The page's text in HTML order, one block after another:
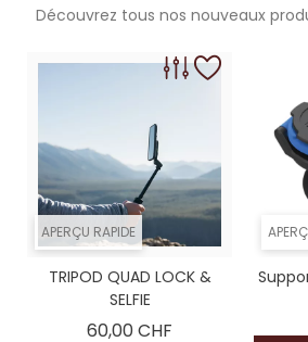
Découvrez tous nos nouveaux
APERÇU RAPIDE
TRIPOD QUAD LOCK &
SELFIE
60,00 CHF